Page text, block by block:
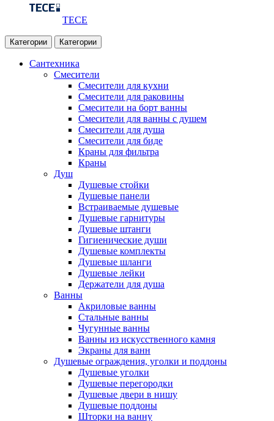
TECE
Категории Категории
Сантехника
Смесители
Смесители для кухни
Смесители для раковины
Смесители на борт ванны
Смесители для ванны с душем
Смесители для душа
Смесители для биде
Краны для фильтра
Краны
Душ
Душевые стойки
Душевые панели
Встраиваемые душевые
Душевые гарнитуры
Душевые штанги
Гигиенические души
Душевые комплекты
Душевые шланги
Душевые лейки
Держатели для душа
Ванны
Акриловые ванны
Стальные ванны
Чугунные ванны
Ванны из искусственного камня
Экраны для ванн
Душевые ограждения, уголки и поддоны
Душевые уголки
Душевые перегородки
Душевые двери в нишу
Душевые поддоны
Шторки на ванну